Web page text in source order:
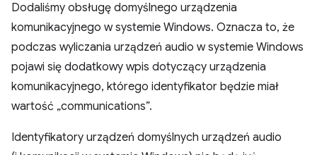
Dodaliśmy obsługę domyślnego urządzenia
komunikacyjnego w systemie Windows. Oznacza to, że
podczas wyliczania urządzeń audio w systemie Windows
pojawi się dodatkowy wpis dotyczący urządzenia
komunikacyjnego, którego identyfikator będzie miał
wartość „communications”.
Identyfikatory urządzeń domyślnych urządzeń audio